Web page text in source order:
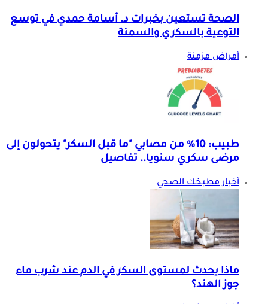
الصحة تستعين بخبرات د. أسامة حمدي في توسع
التوعية بالسكري والسمنة
أمراض مزمنة
طبيب: 10% من مصابي "ما قبل السكر" يتحولون إلى
مرضى سكري سنويا.. تفاصيل
أخبار مطبخك الصحي
ماذا يحدث لمستوى السكر في الدم عند شرب ماء
جوز الهند؟